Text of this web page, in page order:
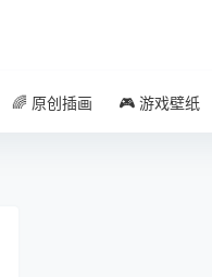
🌈 原创插画 🎮 游戏壁纸